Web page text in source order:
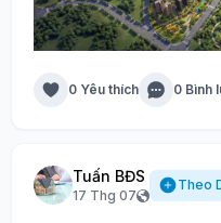
0 Yêu thích 0 Bình
Tuấn BĐS
17 Thg 07
Theo